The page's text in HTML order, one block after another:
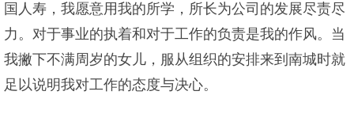
国人寿，我愿意用我的所学，所长为公司的发展尽责尽
力。对于事业的执着和对于工作的负责是我的作风。当
我撇下不满周岁的女儿，服从组织的安排来到南城时就
足以说明我对工作的态度与决心。